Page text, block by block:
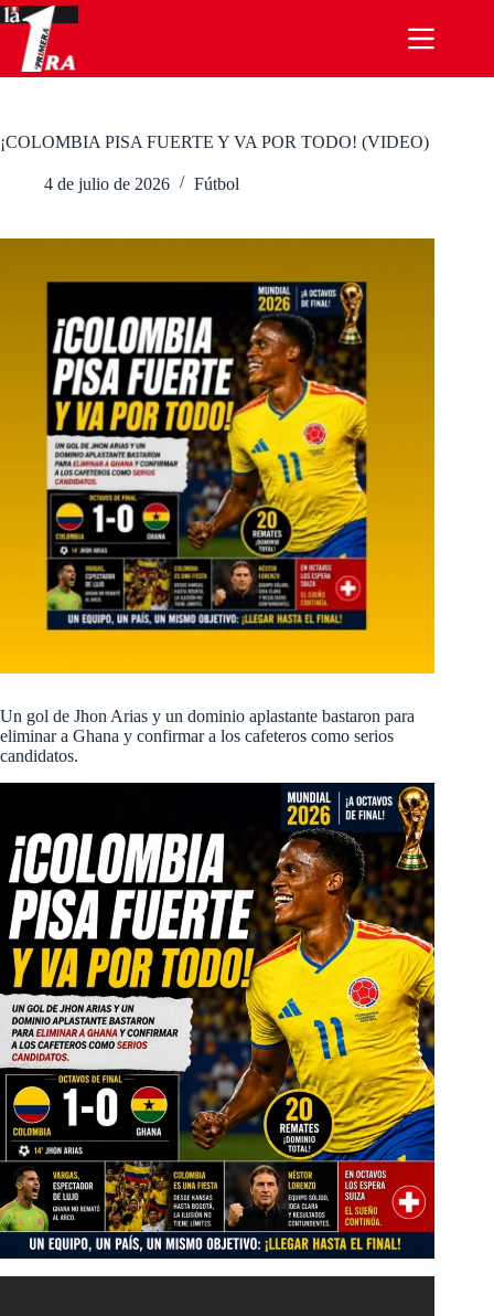
Saltar
al
contenido
¡COLOMBIA PISA FUERTE Y VA POR TODO! (VIDEO)
4 de julio de 2026 Fútbol
Un gol de Jhon Arias y un dominio aplastante bastaron para
eliminar a Ghana y confirmar a los cafeteros como serios
candidatos.